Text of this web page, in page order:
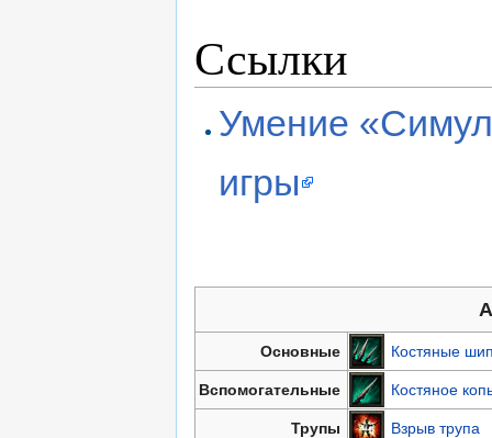
Ссылки
Умение
игры
Основные Костяные
Вспомогательные Костяное
Трупы
Взрыв трупа